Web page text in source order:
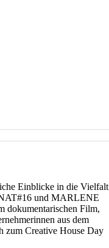
Einblicke in die Vielfalt
und MARLENE
dokumentarischen Film,
aus dem
zum Creative House Day